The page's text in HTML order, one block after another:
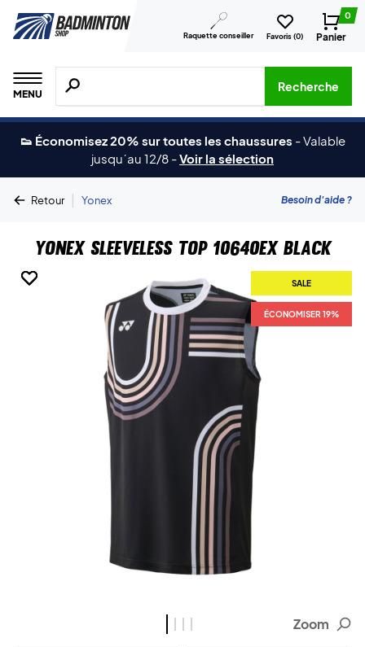
Raquette conseiller Favoris (0)
0
Panier
MENU
Recherche de produits, de marques, etc.
Recherche
👟 Économisez 20% sur toutes les chaussures -Valable
jusqu´au 12/8 -Voir la sélection
Retour | Yonex Besoin d'aide ?
Yonex Sleeveless Top 10640EX Black
SALE
ÉCONOMISER 19%
SALE
ÉCONOMISER 19%
SALE
ÉCONOMISER 19%
SALE
ÉCONOMISER 19%
Zoom